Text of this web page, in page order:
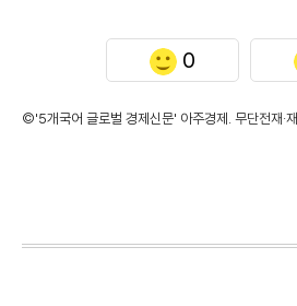
0
©'5개국어 글로벌 경제신문' 아주경제. 무단전재·